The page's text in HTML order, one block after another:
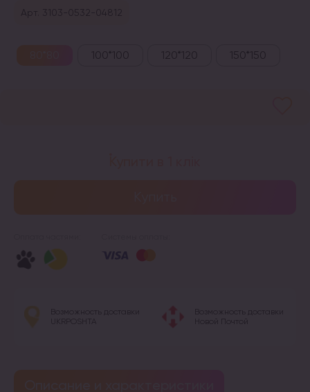
Арт. 3103-0532-04812
100*100 120*120 150*150
Возможность доставки
UKRPOSHTA
Возможность доставки
Новой Почтой